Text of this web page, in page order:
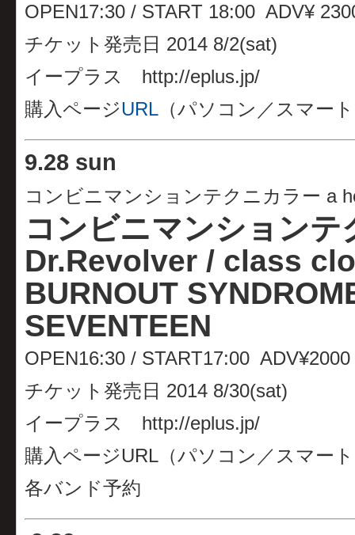
OPEN17:30 / START 18:00 ADV¥
チケット発売日 2014 8/2(sat)
イープラス http://eplus.jp/
購入ページURL （パソコン／スマー
9.28 sun
コンビニマンションテクニカラー a
コンビニマンション
Dr.Revolver / class
BURNOUT
SEVENTEEN
OPEN16:30 / START17:00
チケット発売日 2014 8/30(sat)
イープラス http://eplus.jp/
購入ページURL（パソコン／スマー
各バンド予約